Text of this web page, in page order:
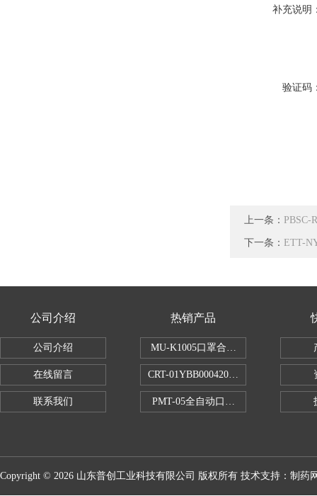
补充说明
验证码
上一条： PBSC-
下一条： ETT-
公司介绍
公司介绍
在线留言
联系我们
热销产品
MU-K1005口罩合成血液穿透试验仪
CRT-01YBB00042005数显式安瓿瓶圆
PMT-05全自动口红折断力测试仪
Copyright © 2026 山东普创工业科技有限公司 版权所有 技术支持： 制药